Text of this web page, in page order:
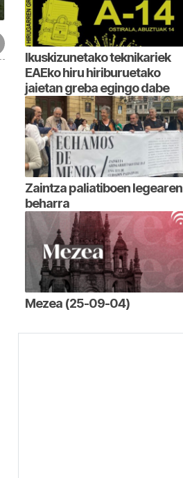
Ikuskizunetako teknikariek
EAEko hiru hiriburuetako
jaietan greba egingo dabe
Zaintza paliatiboen legearen
beharra
Mezea (25-09-04)